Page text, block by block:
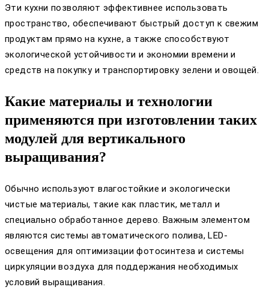
Эти кухни позволяют эффективнее использовать
пространство, обеспечивают быстрый доступ к свежим
продуктам прямо на кухне, а также способствуют
экологической устойчивости и экономии времени и
средств на покупку и транспортировку зелени и овощей.
Какие материалы и технологии
применяются при изготовлении таких
модулей для вертикального
выращивания?
Обычно используют влагостойкие и экологически
чистые материалы, такие как пластик, металл и
специально обработанное дерево. Важным элементом
являются системы автоматического полива, LED-
освещения для оптимизации фотосинтеза и системы
циркуляции воздуха для поддержания необходимых
условий выращивания.